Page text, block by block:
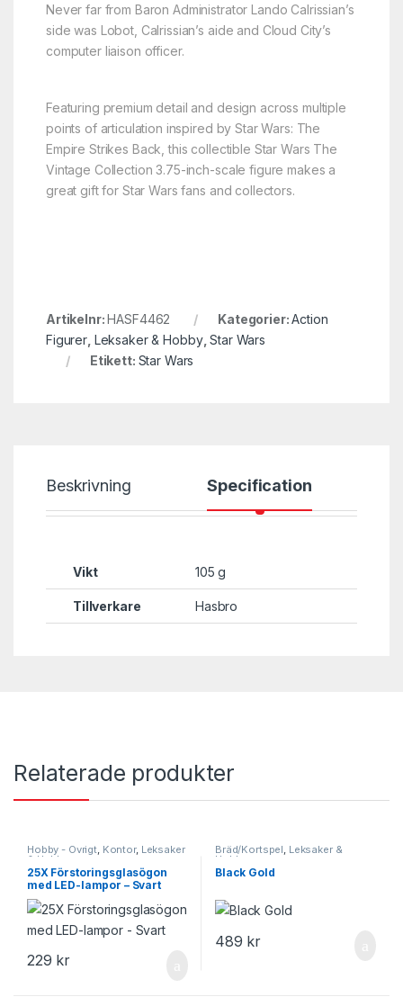
Never far from Baron Administrator Lando Calrissian’s
side was Lobot, Calrissian’s aide and Cloud City’s
computer liaison officer.
Featuring premium detail and design across multiple
points of articulation inspired by Star Wars: The
Empire Strikes Back, this collectible Star Wars The
Vintage Collection 3.75-inch-scale figure makes a
great gift for Star Wars fans and collectors.
Artikelnr:HASF4462 Kategorier:Action
Figurer Leksaker & Hobby,Star Wars
Etikett: Star Wars
Beskrivning Specification
Vikt 105 g
Tillverkare Hasbro
Relaterade produkter
Hobby - Övrigt, Kontor, Leksaker
& Hobby
25X Förstoringsglasögon
med LED-lampor – Svart
229 kr
Bräd/Kortspel, Leksaker &
Hobby
Black Gold
489 kr